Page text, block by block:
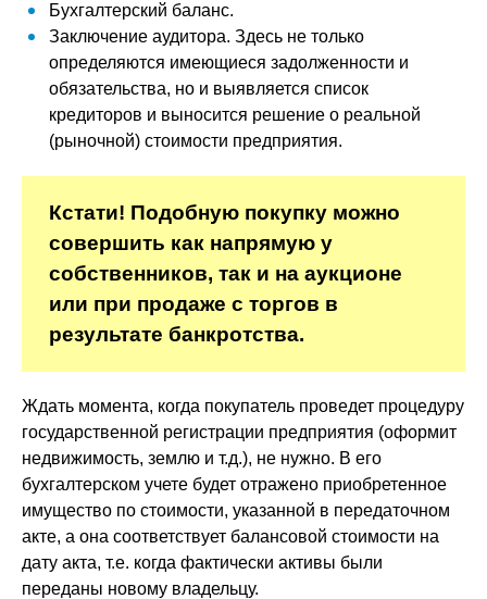
Бухгалтерский баланс.
Заключение аудитора. Здесь не только
определяются имеющиеся задолженности и
обязательства, но и выявляется список
кредиторов и выносится решение о реальной
(рыночной) стоимости предприятия.
Кстати! Подобную покупку можно
совершить как напрямую у
собственников, так и на аукционе
или при продаже с торгов в
результате банкротства.
Ждать момента, когда покупатель проведет процедуру
государственной регистрации предприятия (оформит
недвижимость, землю и т.д.), не нужно. В его
бухгалтерском учете будет отражено приобретенное
имущество по стоимости, указанной в передаточном
акте, а она соответствует балансовой стоимости на
дату акта, т.е. когда фактически активы были
переданы новому владельцу.